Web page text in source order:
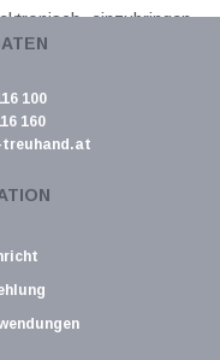
einzubringen,
zu sein ( siehe dazu
freigeschalten,
100
160